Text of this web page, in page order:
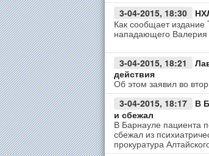
3-04-2015, 18:30
Как сообщает издание
нападающего Валерия
3-04-2015, 18:21
действия
Об этом заявил во
3-04-2015, 18:17
В
и сбежал
В Барнауле пациента
сбежал из
прокуратура